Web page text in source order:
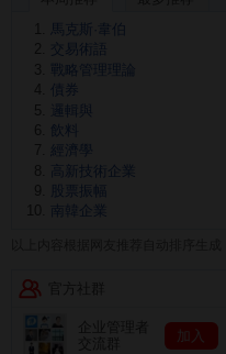
馬克斯·韋伯
交易術語
戰略管理理論
債券
邏輯與
飲料
經濟學
高新技術企業
股票振幅
南韓企業
加入